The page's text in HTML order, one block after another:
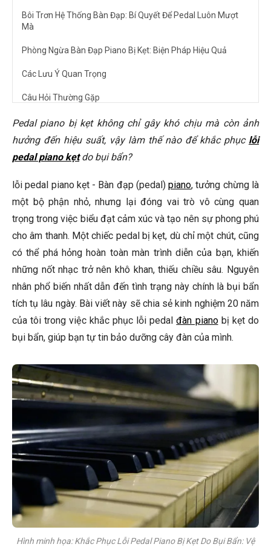
Bôi Trơn Hệ Thống Bàn Đạp: Bí Quyết Để Pedal Luôn Mượt
Mà
Phòng Ngừa Bàn Đạp Piano Bị Kẹt: Biện Pháp Hiệu Quả
Các Lưu Ý Quan Trọng
Câu Hỏi Thường Gặp
Tôi có thể sử dụng WD-40 để bôi trơn bàn đạp piano
Bao lâu thì tôi nên vệ sinh bàn đạp piano một lần?
Làm thế nào để biết khi nào cần bôi trơn bàn đạp piano?
🎹 Khám Phá Piano Đẳng Cấp Tại Elite Piano
Kết Luận
Pedal piano bị kẹt không chỉ gây khó chịu mà còn ảnh
hưởng đến hiệu suất, vậy làm thế nào để khắc phục lỗi
pedal piano kẹtdo bụi bẩn?
lỗi pedal piano kẹt - Bàn đạp (pedal)piano, tưởng chừng là
một bộ phận nhỏ, nhưng lại đóng vai trò vô cùng quan
trọng trong việc biểu đạt cảm xúc và tạo nên sự phong phú
cho âm thanh. Một chiếc pedal bị kẹt, dù chỉ một chút, cũng
có thể phá hỏng hoàn toàn màn trình diễn của bạn, khiến
những nốt nhạc trở nên khô khan, thiếu chiều sâu. Nguyên
nhân phổ biến nhất dẫn đến tình trạng này chính là bụi bẩn
tích tụ lâu ngày. Bài viết này sẽ chia sẻ kinh nghiệm 20 năm
của tôi trong việc khắc phục lỗi pedalđàn pianobị kẹt do
bụi bẩn, giúp bạn tự tin bảo dưỡng cây đàn của mình.
Hình minh họa: Khắc Phục Lỗi Pedal Piano Bị Kẹt Do Bụi Bẩn: Vệ